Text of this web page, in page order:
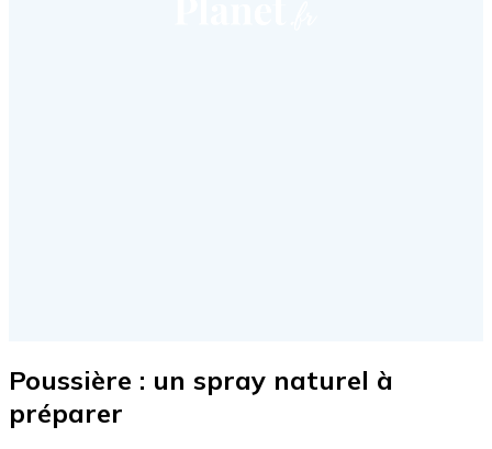
Poussière : un spray naturel à
préparer